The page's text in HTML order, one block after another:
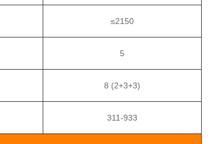
≤2150
5
8 (2+3+3)
311-933